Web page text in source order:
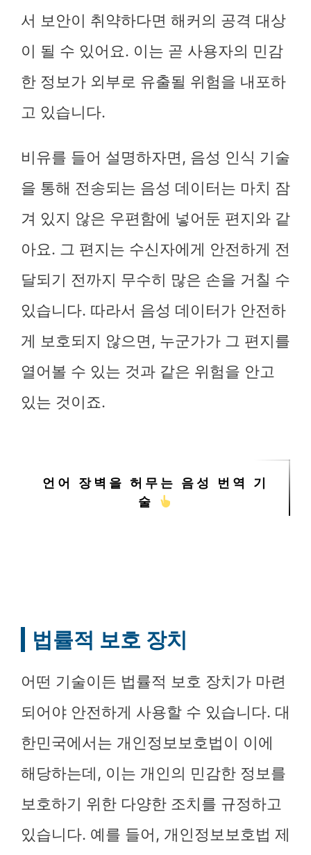
서 보안이 취약하다면 해커의 공격 대상
이 될 수 있어요. 이는 곧 사용자의 민감
한 정보가 외부로 유출될 위험을 내포하
고 있습니다.
비유를 들어 설명하자면, 음성 인식 기술
을 통해 전송되는 음성 데이터는 마치 잠
겨 있지 않은 우편함에 넣어둔 편지와 같
아요. 그 편지는 수신자에게 안전하게 전
달되기 전까지 무수히 많은 손을 거칠 수
있습니다. 따라서 음성 데이터가 안전하
게 보호되지 않으면, 누군가가 그 편지를
열어볼 수 있는 것과 같은 위험을 안고
있는 것이죠.
언어 장벽을 허무는 음성 번역 기
술
법률적 보호 장치
어떤 기술이든 법률적 보호 장치가 마련
되어야 안전하게 사용할 수 있습니다. 대
한민국에서는 개인정보보호법이 이에
해당하는데, 이는 개인의 민감한 정보를
보호하기 위한 다양한 조치를 규정하고
있습니다. 예를 들어, 개인정보보호법 제